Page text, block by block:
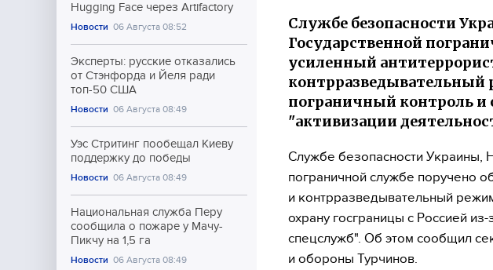
Hugging Face через Artifactory
Новости 06 Августа 08:52
Эксперты: русские отказались
от Стэнфорда и Йеля ради
топ-50 США
Новости 06 Августа 08:49
Уэс Стритинг пообещал Киеву
поддержку до победы
Новости 06 Августа 08:49
Национальная служба Перу
сообщила о пожаре у Мачу-
Пикчу на 1,5 га
Новости 06 Августа 08:49
Службе безопасности
Государственной
усиленный
контрразведывательный
пограничный контроль и
"активизации
Службе безопасности Украины,
пограничной службе поручено
и контрразведывательный
охрану госграницы с Россией
спецслужб". Об этом сообщил
и обороны Турчинов.